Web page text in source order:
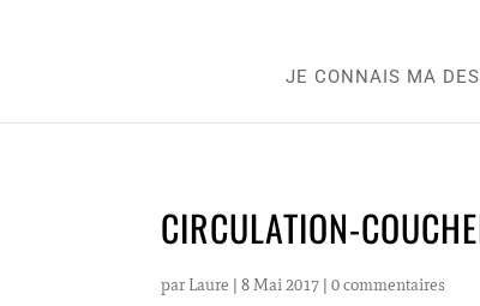
JE CONNAIS MA
CIRCULATION-
par Laure |8 Mai 2017 |0 commentaires